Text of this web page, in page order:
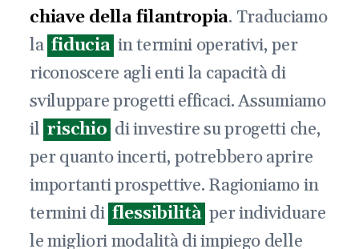
chiave della filantropia. Traduciamo
la fiducia in termini operativi, per
riconoscere agli enti la capacità di
sviluppare progetti efficaci. Assumiamo
il rischio di investire su progetti che,
per quanto incerti, potrebbero aprire
importanti prospettive. Ragioniamo in
termini di flessibilità per individuare
le migliori modalità di impiego delle